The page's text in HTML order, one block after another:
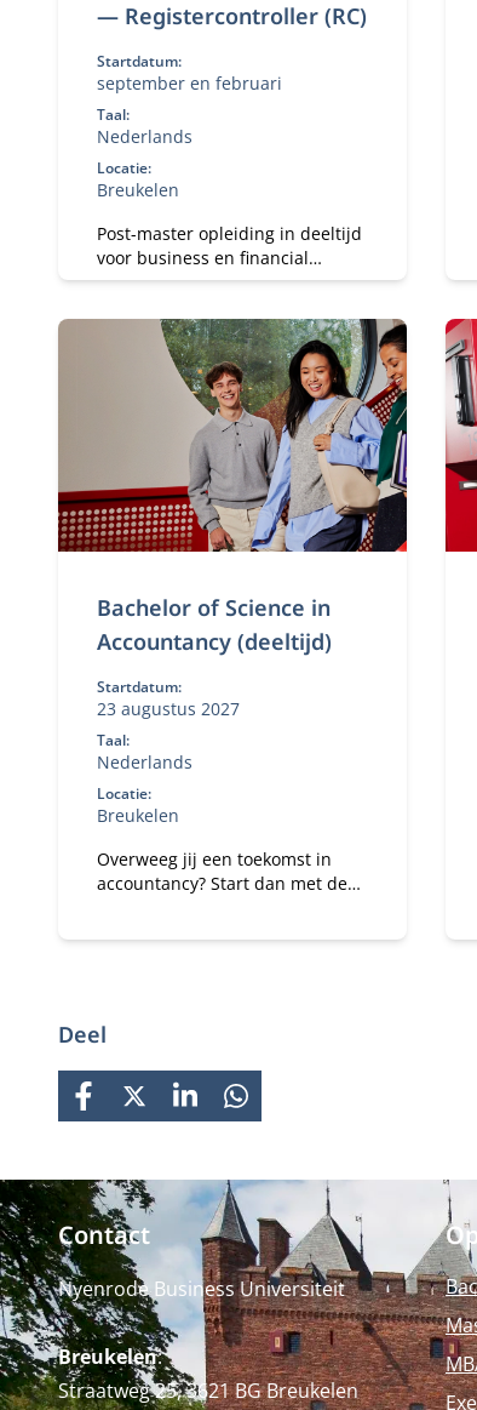
— Registercontroller (RC)
Startdatum:
september en februari
Taal:
Nederlands
Locatie:
Breukelen
Post-master opleiding in deeltijd
voor business en financial
controllers met 6+ jaar ervaring.
registercontroller (RC) en
strategisch business partner in
een veranderende omgeving.
Bachelor of Science in
Accountancy (deeltijd)
Startdatum:
23 augustus 2027
Taal:
Nederlands
Locatie:
Breukelen
Overweeg jij een toekomst in
accountancy? Start dan met de
Deel
FACEBOOK
X LINKEDINWHATSAPP
Contact
Nyenrode Business Universiteit
Breukelen:
Straatweg 25, 3621 BG Breukelen